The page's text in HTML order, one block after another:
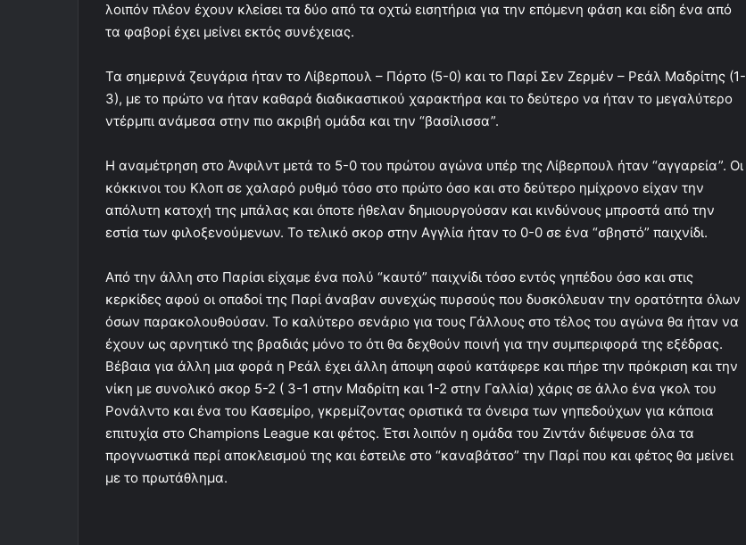
λοιπόν πλέον έχουν κλείσει τα δύο από τα οχτώ εισητήρια για την επόμενη φάση και είδη ένα από
τα φαβορί έχει μείνει εκτός συνέχειας.
Τα σημερινά ζευγάρια ήταν το Λίβερπουλ – Πόρτο (5-0) και το Παρί Σεν Ζερμέν – Ρεάλ Μαδρίτης (1-
3), με το πρώτο να ήταν καθαρά διαδικαστικού χαρακτήρα και το δεύτερο να ήταν το μεγαλύτερο
ντέρμπι ανάμεσα στην πιο ακριβή ομάδα και την “βασίλισσα”.
Η αναμέτρηση στο Άνφιλντ μετά το 5-0 του πρώτου αγώνα υπέρ της Λίβερπουλ ήταν “αγγαρεία”. Οι
κόκκινοι του Κλοπ σε χαλαρό ρυθμό τόσο στο πρώτο όσο και στο δεύτερο ημίχρονο είχαν την
απόλυτη κατοχή της μπάλας και όποτε ήθελαν δημιουργούσαν και κινδύνους μπροστά από την
εστία των φιλοξενούμενων. Το τελικό σκορ στην Αγγλία ήταν το 0-0 σε ένα “σβηστό” παιχνίδι.
Από την άλλη στο Παρίσι είχαμε ένα πολύ “καυτό” παιχνίδι τόσο εντός γηπέδου όσο και στις
κερκίδες αφού οι οπαδοί της Παρί άναβαν συνεχώς πυρσούς που δυσκόλευαν την ορατότητα όλων
όσων παρακολουθούσαν. Το καλύτερο σενάριο για τους Γάλλους στο τέλος του αγώνα θα ήταν να
έχουν ως αρνητικό της βραδιάς μόνο το ότι θα δεχθούν ποινή για την συμπεριφορά της εξέδρας.
Βέβαια για άλλη μια φορά η Ρεάλ έχει άλλη άποψη αφού κατάφερε και πήρε την πρόκριση και την
νίκη με συνολικό σκορ 5-2 ( 3-1 στην Μαδρίτη και 1-2 στην Γαλλία) χάρις σε άλλο ένα γκολ του
Ρονάλντο και ένα του Κασεμίρο, γκρεμίζοντας οριστικά τα όνειρα των γηπεδούχων για κάποια
επιτυχία στο Champions League και φέτος. Έτσι λοιπόν η ομάδα του Ζιντάν διέψευσε όλα τα
προγνωστικά περί αποκλεισμού της και έστειλε στο “καναβάτσο” την Παρί που και φέτος θα μείνει
με το πρωτάθλημα.